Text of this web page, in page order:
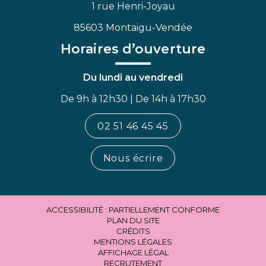
1 rue Henri-Joyau
85603 Montaigu-Vendée
Horaires d’ouverture
Du lundi au vendredi
De 9h à 12h30 | De 14h à 17h30
02 51 46 45 45
Nous écrire
ACCESSIBILITÉ : PARTIELLEMENT CONFORME
PLAN DU SITE
CRÉDITS
MENTIONS LÉGALES
AFFICHAGE LÉGAL
RECRUTEMENT